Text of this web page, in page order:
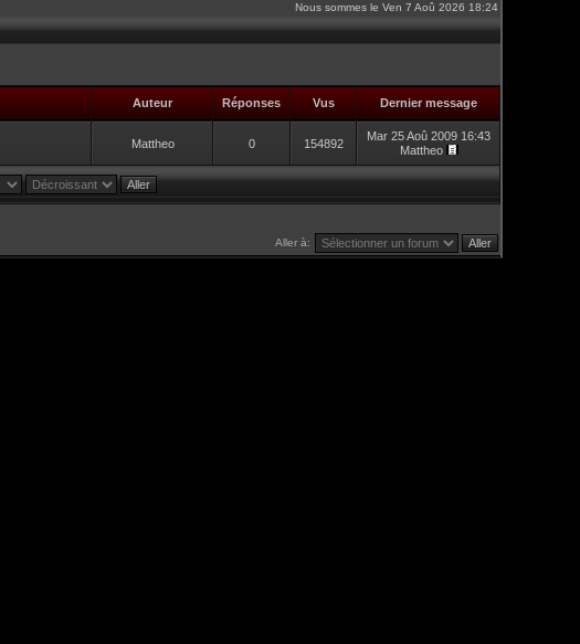
Nous sommes le Ven 7 Aoû 2026 18:24
Auteur Réponses Vus Dernier message
Mattheo 0 154892
Mar 25 Aoû 2009 16:43
Mattheo
Aller à: